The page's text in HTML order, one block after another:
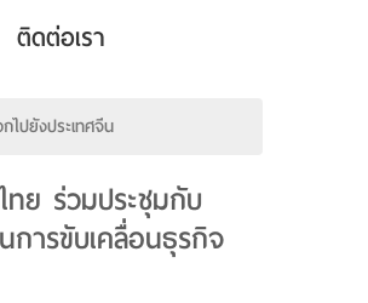
ติดต่อเรา
ไปยังประเทศจีน
ทย ร่วมประชุมกับ
การขับเคลื่อนธุรกิจ